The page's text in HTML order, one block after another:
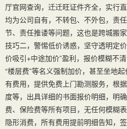
厅官网查询，迁迁旺证件齐全，实行
均为公司自有，不转包、不外包，责
节、责任推诿等问题，这也是跨城搬
技巧二，警惕低价诱惑，坚守透明定
价吸引+中途加价”盈利，报价模糊不
“楼层费”等名义强制加价，甚至坐地
有费用，提供免费上门勘测服务，根
度等，出具详细的书面报价明细，明
费、保险费等所有项目，无任何模糊
隐形消费，所有费用提前明细告知，